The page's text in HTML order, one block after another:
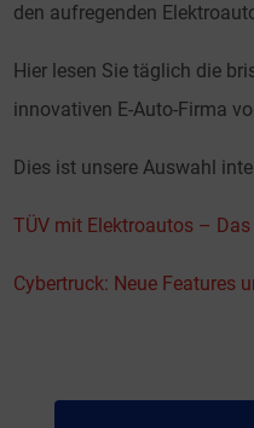
den aufregenden
Hier lesen Sie täglich die
innovativen E-Auto-Firma
Dies ist unsere Auswahl
TÜV mit Elektroautos –
Cybertruck: Neue Features